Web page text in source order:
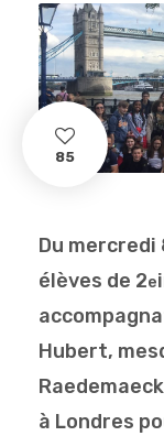
85
Du mercredi
élèves de 2e
Hubert,
à Londres